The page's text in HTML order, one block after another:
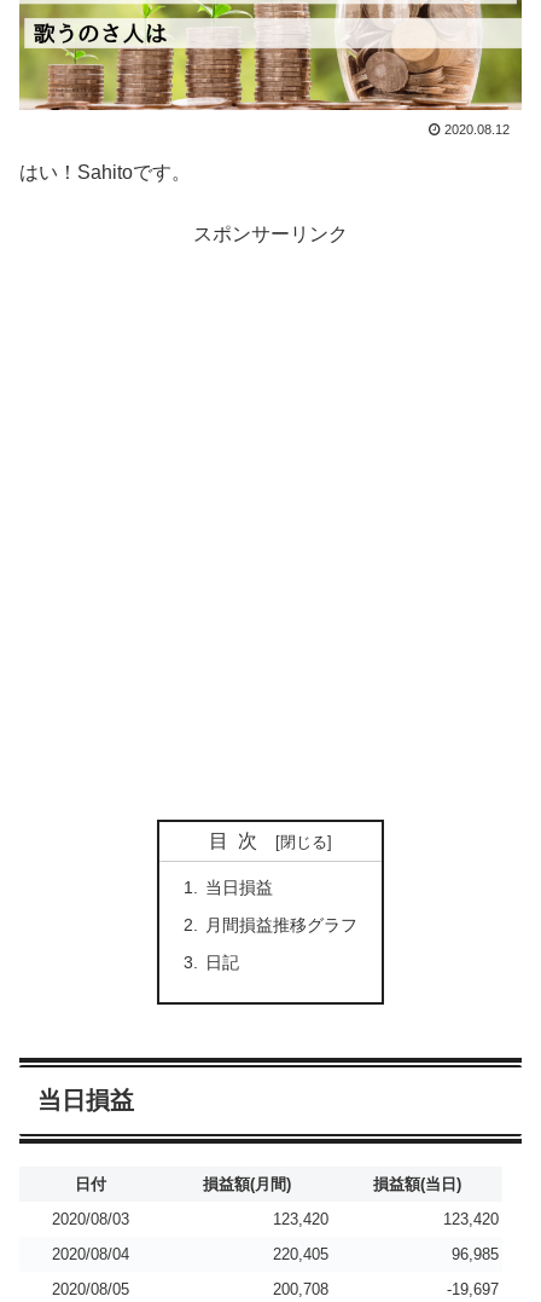
2020.08.12
はい！Sahitoです。
スポンサーリンク
目次
当日損益
月間損益推移グラフ
日記
当日損益
日付 損益額(月間)
損益額(当日)
2020/08/03
123,420
123,420
2020/08/04
220,405
96,985
2020/08/05
200,708
-19,697